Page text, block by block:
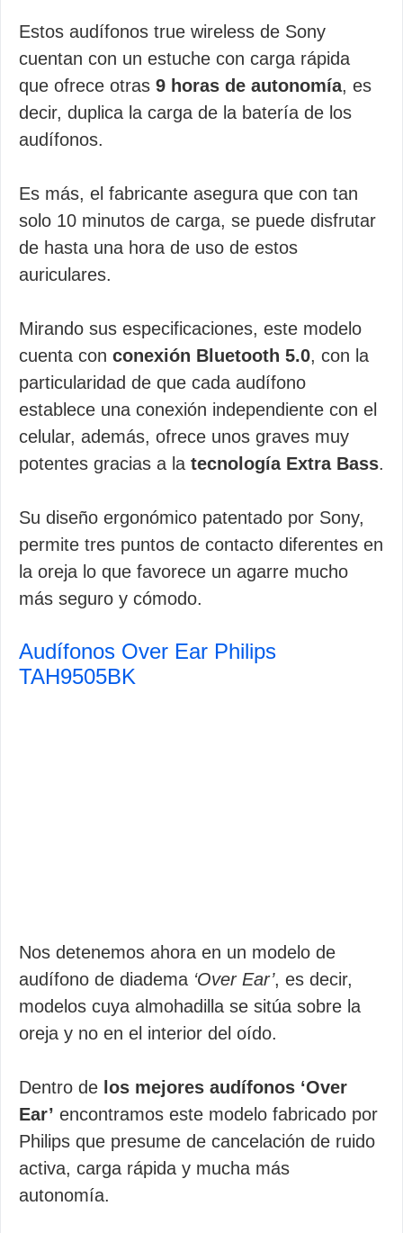
Estos audífonos true wireless de Sony
cuentan con un estuche con carga rápida
que ofrece otras 9 horas de autonomía, es
decir, duplica la carga de la batería de los
audífonos.
Es más, el fabricante asegura que con tan
solo 10 minutos de carga, se puede disfrutar
de hasta una hora de uso de estos
auriculares.
Mirando sus especificaciones, este modelo
cuenta con conexión Bluetooth 5.0, con la
particularidad de que cada audífono
establece una conexión independiente con el
celular, además, ofrece unos graves muy
potentes gracias a la tecnología Extra Bass.
Su diseño ergonómico patentado por Sony,
permite tres puntos de contacto diferentes en
la oreja lo que favorece un agarre mucho
más seguro y cómodo.
Audífonos Over Ear Philips
TAH9505BK
Nos detenemos ahora en un modelo de
audífono de diadema ‘Over Ear’, es decir,
modelos cuya almohadilla se sitúa sobre la
oreja y no en el interior del oído.
Dentro de los mejores audífonos ‘Over
Ear’ encontramos este modelo fabricado por
Philips que presume de cancelación de ruido
activa, carga rápida y mucha más
autonomía.